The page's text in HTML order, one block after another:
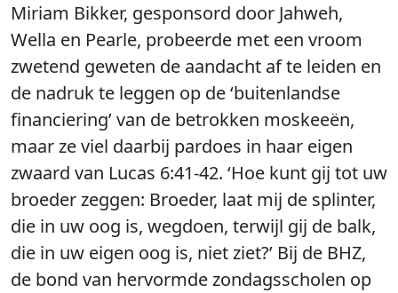
Miriam Bikker, gesponsord door Jahweh,
Wella en Pearle, probeerde met een vroom
zwetend geweten de aandacht af te leiden en
de nadruk te leggen op de ‘buitenlandse
financiering’ van de betrokken moskeeën,
maar ze viel daarbij pardoes in haar eigen
zwaard van Lucas 6:41-42. ‘Hoe kunt gij tot uw
broeder zeggen: Broeder, laat mij de splinter,
die in uw oog is, wegdoen, terwijl gij de balk,
die in uw eigen oog is, niet ziet?’ Bij de BHZ,
de bond van hervormde zondagsscholen op